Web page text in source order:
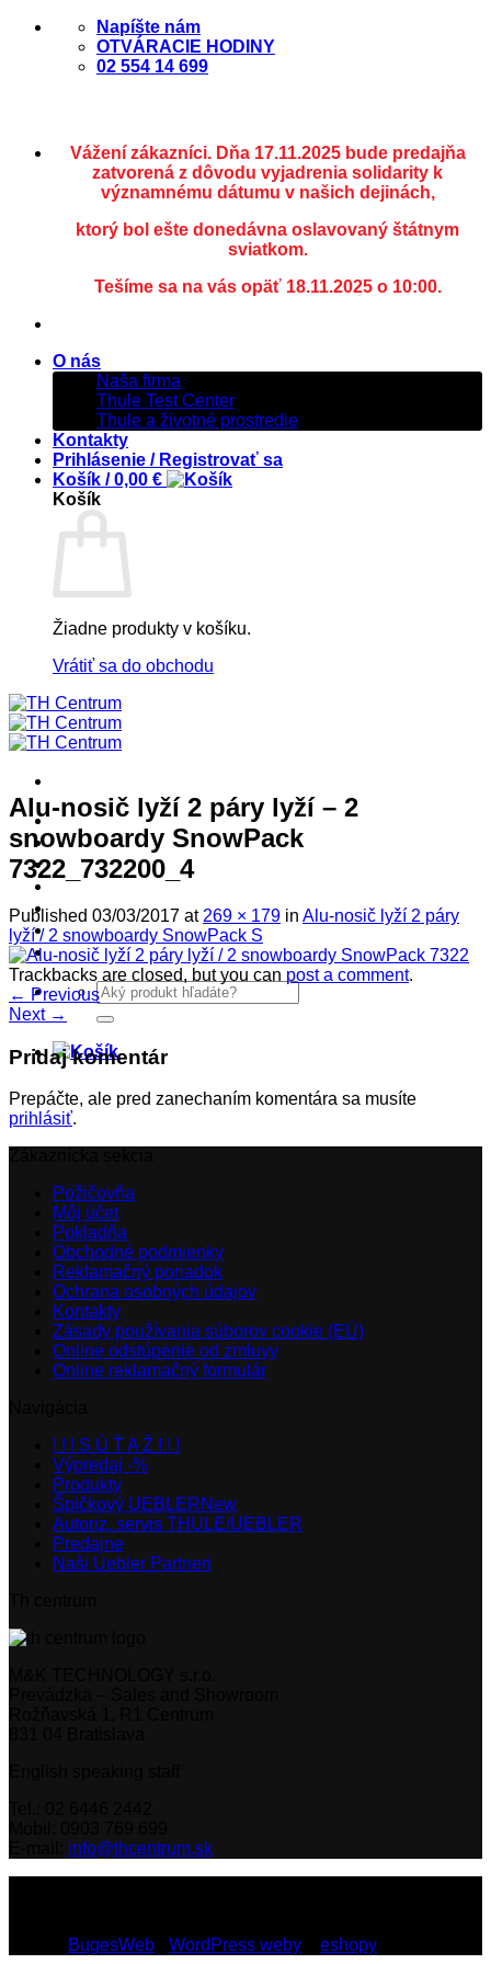
Skip
Napíšte nám
OTVÁRACIE HODINY
02 554 14 699
Vážení zákazníci. Dňa 17.11.2025 bude predajňa
zatvorená z dôvodu vyjadrenia solidarity k
významnému dátumu v našich dejinách,
ktorý bol ešte donedávna oslavovaný štátnym
sviatkom.
Tešíme sa na vás opäť 18.11.2025 o 10:00.
O nás
Naša firma
Thule Test Center
Thule a životné prostredie
Kontakty
Prihlásenie / Registrovať sa
Košík /0,00 €
Košík
Žiadne produkty v košíku.
Vrátiť sa do obchodu
! ! ! S Ú Ť A Ž ! ! !
Výpredaj -%
Produkty
Špičkový UEBLER
Autoriz. servis THULE/UEBLER
Predajne
Naši Uebler Partneri
Hľadať:
Alu-nosič lyží 2 páry lyží – 2
snowboardy SnowPack
7322_732200_4
Published 03/03/2017 at 269 × 179 in Alu-nosič lyží 2 páry
lyží / 2 snowboardy SnowPack S
Trackbacks are closed, but you can post a comment.
← Previous
Next →
Pridaj komentár
Prepáčte, ale pred zanechaním komentára sa musíte
prihlásiť.
Požičovňa
Môj účet
Pokladňa
Obchodné podmienky
Reklamačný poriadok
Ochrana osobných údajov
Kontakty
Zásady používania súborov cookie (EÚ)
Online odstúpenie od zmluvy
Online reklamačný formulár
! ! ! S Ú Ť A Ž ! ! !
Výpredaj -%
Produkty
Špičkový UEBLER
Autoriz. servis THULE/UEBLER
Predajne
Naši Uebler Partneri
info@thcentrum.sk
BugesWeb WordPress weby eshopy